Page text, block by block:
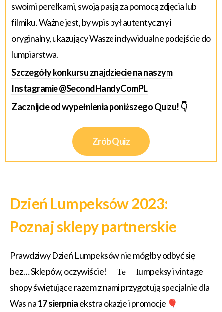
swoimi perełkami, swoją pasją za pomocą zdjęcia lub
filmiku. Ważne jest, by wpis był autentyczny i
oryginalny, ukazujący Wasze indywidualne podejście do
lumpiarstwa.
Szczegóły konkursu znajdziecie na naszym
Instagramie @SecondHandyComPL
Zacznijcie od wypełnienia poniższego Quizu! 👇
Zrób Quiz
Dzień Lumpeksów 2023:
Poznaj sklepy partnerskie
Prawdziwy Dzień Lumpeksów nie mógłby odbyć się
bez… Sklepów, oczywiście! Te lumpeksy i vintage
shopy świętujące razem z nami przygotują specjalnie dla
Was na17 sierpniaekstra okazje i promocje 🎈